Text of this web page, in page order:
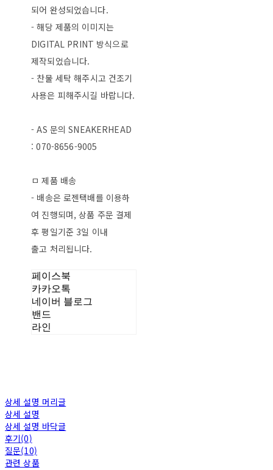
되어 완성되었습니다.
- 해당 제품의 이미지는
DIGITAL PRINT 방식으로
제작되었습니다.
- 찬물 세탁 해주시고 건조기
사용은 피해주시길 바랍니다.
- AS 문의 SNEAKERHEAD
: 070-8656-9005
ㅁ 제품 배송
- 배송은 로젠택배를 이용하
여 진행되며, 상품 주문 결제
후 평일기준 3일 이내
출고 처리됩니다.
페이스북
카카오톡
네이버 블로그
밴드
라인
상세 설명 머리글
상세 설명
상세 설명 바닥글
후기(0)
질문(10)
관련 상품